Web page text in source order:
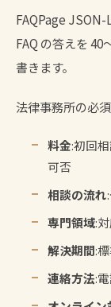
FAQPage
FAQ の答えを
書きます。
法律事務所の必
料金:初回
可否
相談の流れ
専門領域:
解決期間:
連絡方法: